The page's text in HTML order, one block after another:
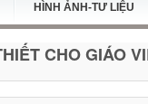
HÌNH ẢNH-TƯ LIỆU
CHO GIÁO